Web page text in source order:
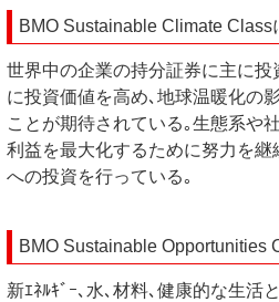
BMO Sustainable Climate Class
世界中の企業の持分証券に主に投
に投資価値を高め､地球温暖化の
ことが期待されている｡生態系や
利益を最大化するために努力を
への投資を行っている｡
BMO Sustainable Opportunities
新ｴﾈﾙｷﾞｰ､水､材料､健康的な生活